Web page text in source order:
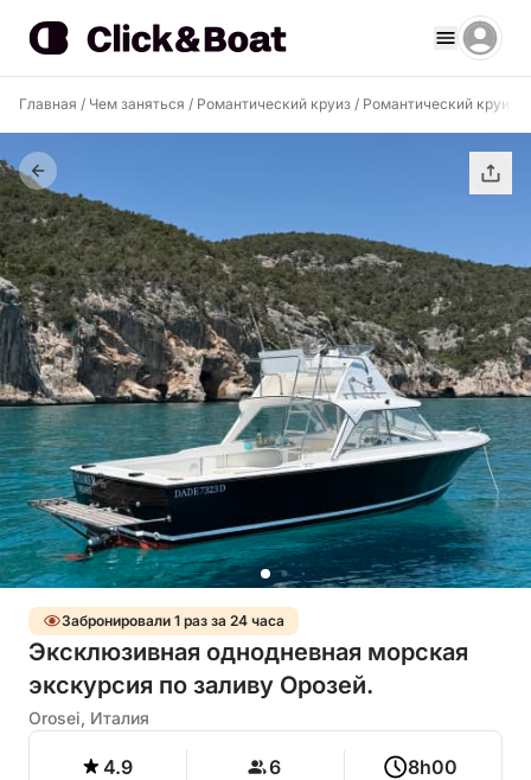
Главная / Чем заняться / Романтический круиз / Романтический круиз
Забронировали 1 раз за 24 часа
Эксклюзивная однодневная морская
экскурсия по заливу Орозей.
Orosei, Италия
4.9 6 8h00